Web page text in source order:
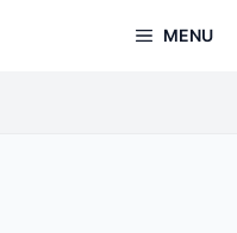
MENU